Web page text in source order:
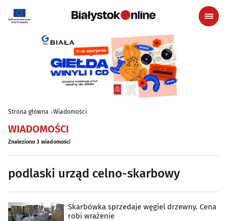
Strona główna Wiadomości
WIADOMOŚCI
Znaleziono 3 wiadomości
podlaski urząd celno-skarbowy
Skarbówka sprzedaje węgiel drzewny. Cena
robi wrażenie